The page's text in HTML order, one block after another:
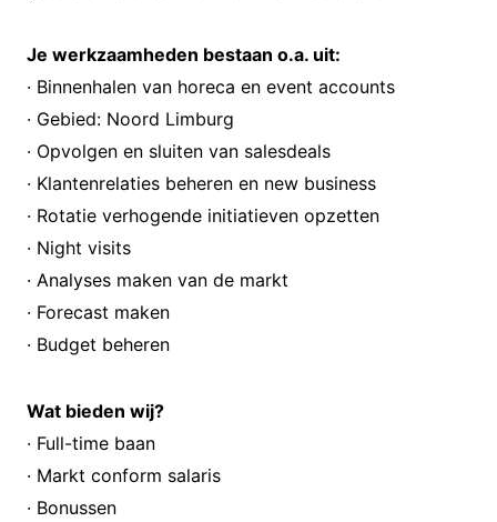
Je werkzaamheden bestaan o.a. uit:
· Binnenhalen van horeca en event accounts
· Gebied: Noord Limburg
· Opvolgen en sluiten van salesdeals
· Klantenrelaties beheren en new business
· Rotatie verhogende initiatieven opzetten
· Night visits
· Analyses maken van de markt
· Forecast maken
· Budget beheren
Wat bieden wij?
· Full-time baan
· Markt conform salaris
· Bonussen